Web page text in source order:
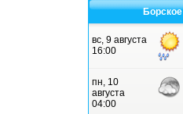
Борское